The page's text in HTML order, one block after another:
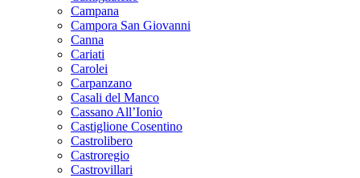
Campana
Campora San Giovanni
Canna
Cariati
Carolei
Carpanzano
Casali del Manco
Cassano All’Ionio
Castiglione Cosentino
Castrolibero
Castroregio
Castrovillari